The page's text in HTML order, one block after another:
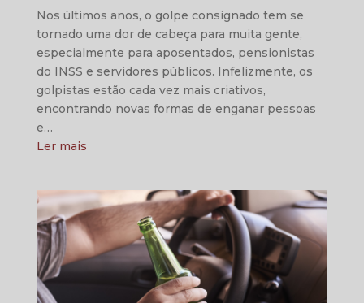
Nos últimos anos, o golpe consignado tem se
tornado uma dor de cabeça para muita gente,
especialmente para aposentados, pensionistas
do INSS e servidores públicos. Infelizmente, os
golpistas estão cada vez mais criativos,
encontrando novas formas de enganar pessoas
e…
Ler mais